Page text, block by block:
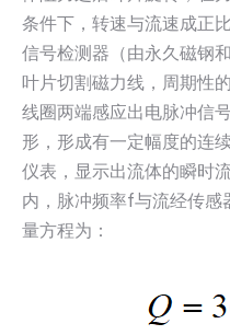
条件下，转速与流速成正
信号检测器（由永久磁钢
叶片切割磁力线，周期性
线圈两端感应出电脉冲信
形，形成有一定幅度的连
仪表，显示出流体的瞬时
内，脉冲频率f与流经传感
量方程为：